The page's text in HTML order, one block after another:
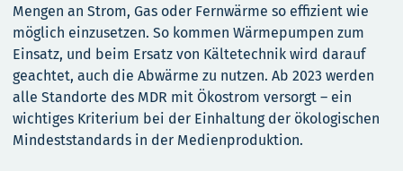
Mengen an Strom, Gas oder Fernwärme so effizient wie
möglich einzusetzen. So kommen Wärmepumpen zum
Einsatz, und beim Ersatz von Kältetechnik wird darauf
geachtet, auch die Abwärme zu nutzen. Ab 2023 werden
alle Standorte des MDR mit Ökostrom versorgt – ein
wichtiges Kriterium bei der Einhaltung der ökologischen
Mindeststandards in der Medienproduktion.